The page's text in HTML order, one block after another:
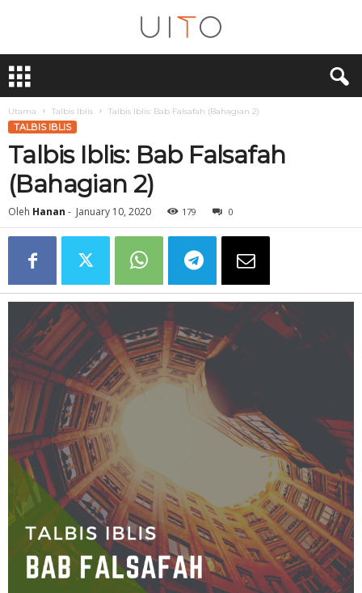
T
Utama Talbis Iblis Talbis Iblis: Bab Falsafah (Bahagian 2)
TALBIS IBLIS
Talbis Iblis: Bab Falsafah
(Bahagian 2)
Oleh Hanan - January 10, 2020 179 0